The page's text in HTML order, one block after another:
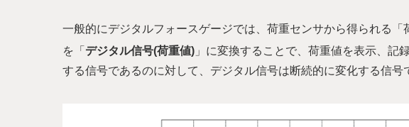
一般的にデジタルフォースゲージでは、荷重センサから得られる「
を「 デジタル信号(荷重値) 」に変換することで、荷重値を表示、記
する信号であるのに対して、デジタル信号は断続的に変化する信号